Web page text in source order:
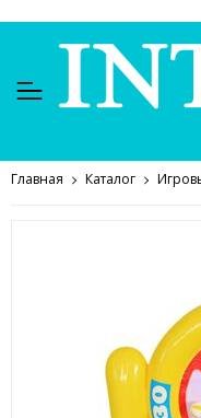
Главная Каталог